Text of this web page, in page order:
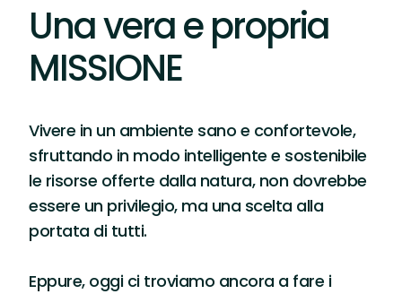
Una vera e propria
MISSIONE
Vivere in un ambiente sano e confortevole,
sfruttando in modo intelligente e sostenibile
le risorse offerte dalla natura, non dovrebbe
essere un privilegio, ma una scelta alla
portata di tutti.
Eppure, oggi ci troviamo ancora a fare i